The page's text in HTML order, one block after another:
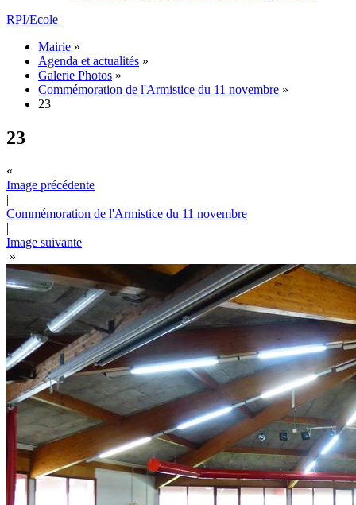
RPI/Ecole
Mairie »
Agenda et actualités »
Galerie Photos »
Commémoration de l'Armistice du 11 novembre »
23
23
«
Image précédente
|
Commémoration de l'Armistice du 11 novembre
|
Image suivante
»